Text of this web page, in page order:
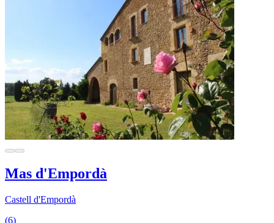
Mas d'Empordà
Castell d'Empordà
(6)